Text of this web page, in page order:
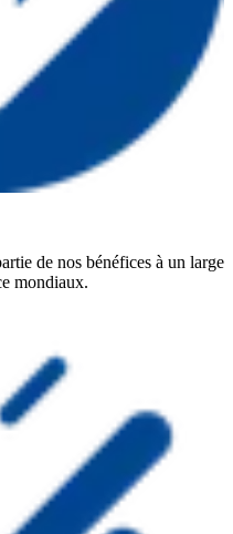
de nos bénéfices à un large
mondiaux.